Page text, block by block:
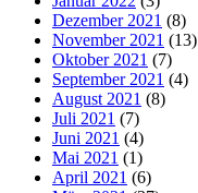
Dezember 2021 (8)
November 2021 (13)
Oktober 2021 (7)
September 2021 (4)
August 2021 (8)
Juli 2021 (7)
Juni 2021 (4)
Mai 2021 (1)
April 2021 (6)